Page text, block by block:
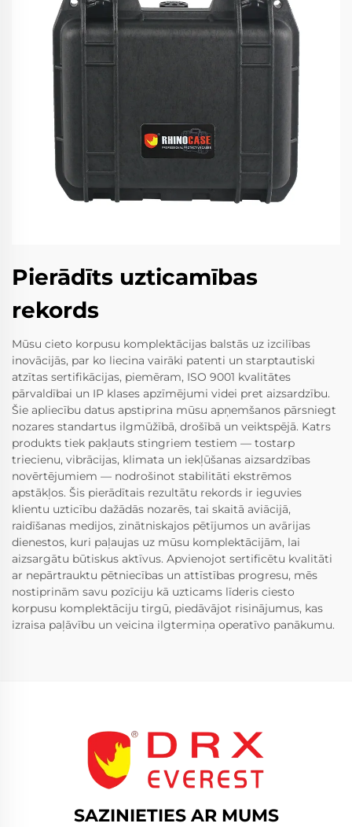
Pierādīts uzticamības
rekords
Mūsu cieto korpusu komplektācijas balstās uz izcilības
inovācijās, par ko liecina vairāki patenti un starptautiski
atzītas sertifikācijas, piemēram, ISO 9001 kvalitātes
pārvaldībai un IP klases apzīmējumi videi pret aizsardzību.
Šie apliecību datus apstiprina mūsu apņemšanos pārsniegt
nozares standartus ilgmūžībā, drošībā un veiktspējā. Katrs
produkts tiek pakļauts stingriem testiem — tostarp
triecienu, vibrācijas, klimata un iekļūšanas aizsardzības
novērtējumiem — nodrošinot stabilitāti ekstrēmos
apstākļos. Šis pierādītais rezultātu rekords ir ieguvies
klientu uzticību dažādās nozarēs, tai skaitā aviācijā,
raidīšanas medijos, zinātniskajos pētījumos un avārijas
dienestos, kuri paļaujas uz mūsu komplektācijām, lai
aizsargātu būtiskus aktīvus. Apvienojot sertificētu kvalitāti
ar nepārtrauktu pētniecības un attīstības progresu, mēs
nostiprinām savu pozīciju kā uzticams līderis ciesto
korpusu komplektāciju tirgū, piedāvājot risinājumus, kas
izraisa paļāvību un veicina ilgtermiņa operatīvo panākumu.
SAZINIETIES AR MUMS